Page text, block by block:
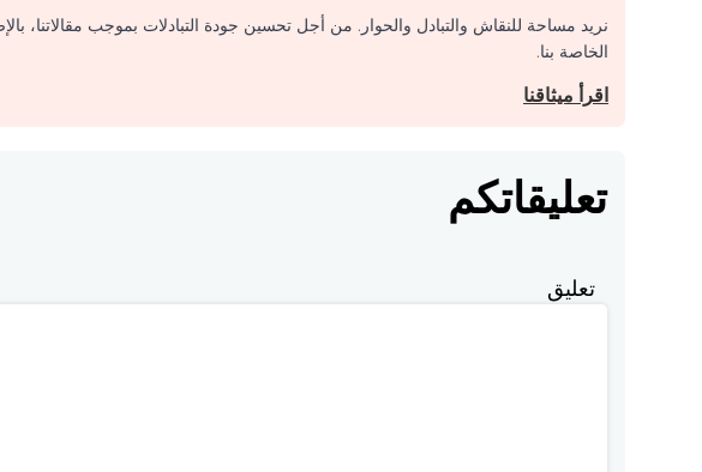
نريد مساحة للنقاش والتبادل والحوار. من أجل تحسين جودة التبادلات بموجب مقالاتنا،
الخاصة بنا.
اقرأ ميثاقنا
تعليقاتكم
تعليق